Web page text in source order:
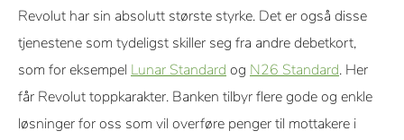
Revolut har sin absolutt største styrke. Det er også disse
tjenestene som tydeligst skiller seg fra andre debetkort,
som for eksempel Lunar Standard og N26 Standard. Her
får Revolut toppkarakter. Banken tilbyr flere gode og enkle
løsninger for oss som vil overføre penger til mottakere i